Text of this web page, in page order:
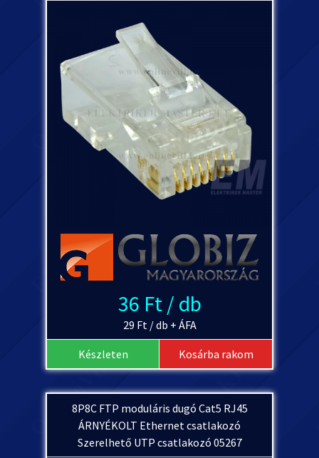
36 Ft / db
29 Ft / db + ÁFA
Készleten Kosárba rakom
8P8C FTP moduláris dugó Cat5 RJ45
ÁRNYÉKOLT Ethernet csatlakozó
Szerelhető UTP csatlakozó 05267